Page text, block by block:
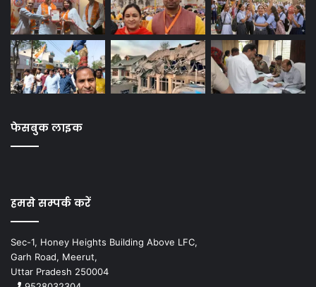
फेसबुक लाइक
हमसे सम्पर्क करें
Sec-1, Honey Heights Building Above LFC,
Garh Road, Meerut,
Uttar Pradesh 250004